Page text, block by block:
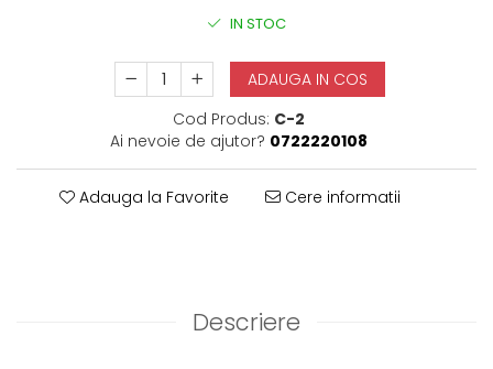
IN STOC
ADAUGA IN COS
Cod Produs: C-2
Ai nevoie de ajutor? 0722220108
Adauga la Favorite Cere informatii
Descriere